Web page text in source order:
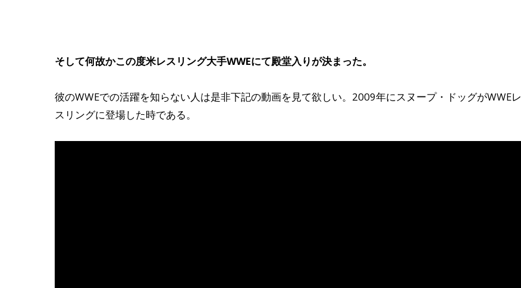
そして何故かこの度米レスリング大手WWEにて殿堂入りが決まった。
彼のWWEでの活躍を知らない人は是非下記の動画を見て欲しい。2009年にスヌープ・ドッグがWWEレ
スリングに登場した時である。